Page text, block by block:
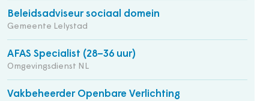
Beleidsadviseur sociaal domein
Gemeente Lelystad
AFAS Specialist (28–36 uur)
Omgevingsdienst NL
Vakbeheerder Openbare Verlichting